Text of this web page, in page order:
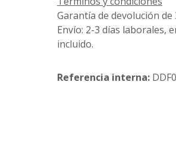
Garantía de devolución de
Envío: 2-3 días laborales,
incluido.
Referencia interna: